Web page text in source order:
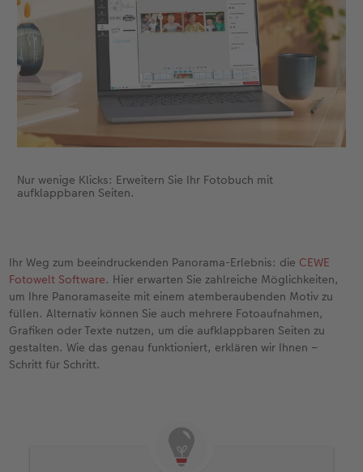
Fotobuch erstellen
Neuheiten
Neuheiten
Neuheiten
Retro Minis
Neuheiten
CEWE myPhotos
Neuheiten
CEWE Magazin
Neuheiten
Nur wenige Klicks: Erweitern Sie Ihr Fotobuch mit
aufklappbaren Seiten.
Ihr Weg zum beeindruckenden Panorama-Erlebnis: die CEWE
Fotowelt Software. Hier erwarten Sie zahlreiche Möglichkeiten,
um Ihre Panoramaseite mit einem atemberaubenden Motiv zu
füllen. Alternativ können Sie auch mehrere Fotoaufnahmen,
Grafiken oder Texte nutzen, um die aufklappbaren Seiten zu
gestalten. Wie das genau funktioniert, erklären wir Ihnen –
Schritt für Schritt.